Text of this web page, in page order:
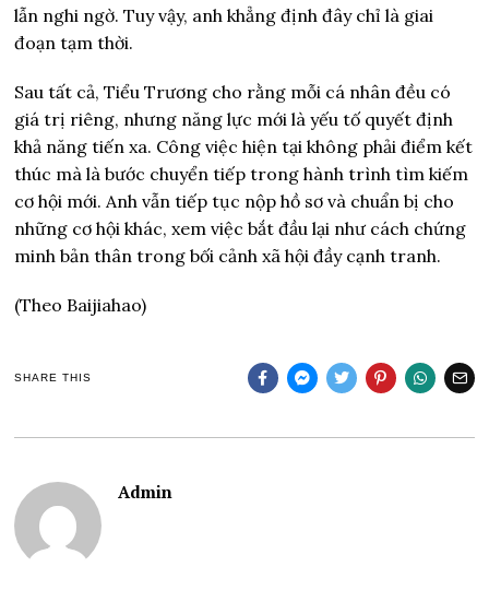
lẫn nghi ngờ. Tuy vậy, anh khẳng định đây chỉ là giai
đoạn tạm thời.
Sau tất cả, Tiểu Trương cho rằng mỗi cá nhân đều có
giá trị riêng, nhưng năng lực mới là yếu tố quyết định
khả năng tiến xa. Công việc hiện tại không phải điểm kết
thúc mà là bước chuyển tiếp trong hành trình tìm kiếm
cơ hội mới. Anh vẫn tiếp tục nộp hồ sơ và chuẩn bị cho
những cơ hội khác, xem việc bắt đầu lại như cách chứng
minh bản thân trong bối cảnh xã hội đầy cạnh tranh.
(Theo Baijiahao)
SHARE THIS
Admin